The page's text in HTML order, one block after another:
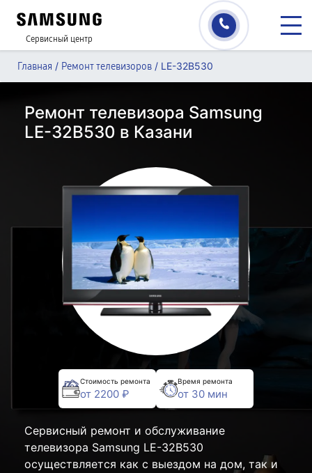
Сервисный центр
Главная / Ремонт телевизоров / LE-32B530
Ремонт телевизора Samsung
LE-32B530 в Казани
Стоимость ремонта
от 2200 ₽
Время ремонта
от 30 мин
Сервисный ремонт и обслуживание
телевизора Samsung LE-32B530
осуществляется как с выездом на дом, так и